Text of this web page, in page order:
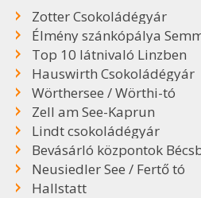
Zotter Csokoládégyár
Élmény szánkópálya
Top 10 látnivaló Linzben
Hauswirth Csokoládégyár
Wörthersee / Wörthi-tó
Zell am See-Kaprun
Lindt csokoládégyár
Bevásárló központok
Neusiedler See / Fertő tó
Hallstatt